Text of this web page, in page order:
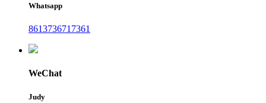
Whatsapp
8613736717361
WeChat
Judy